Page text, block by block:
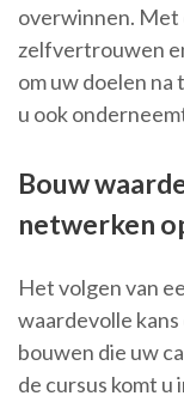
overwinnen. Met
zelfvertrouwen
om uw doelen na
u ook
Bouw
netwerken
Het volgen van
waardevolle
bouwen die uw
de cursus komt